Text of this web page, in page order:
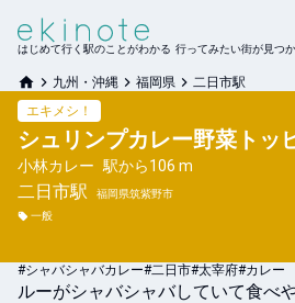
はじめて行く駅のことがわかる 行ってみたい街が見つ
九州・沖縄 福岡県 二日市駅
エキメシ！
シュリンプカレー野菜トッ
小林カレー 駅から106 m
二日市駅
福岡県筑紫野市
一般
#シャバシャバカレー#二日市#太宰府#カレー
ルーがシャバシャバしていて食べ